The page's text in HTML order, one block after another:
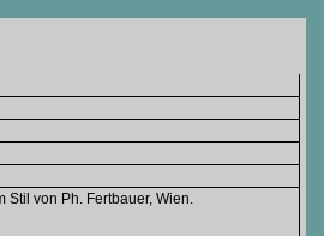
von Ph. Fertbauer, Wien.